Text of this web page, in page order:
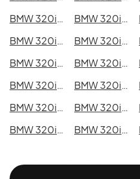
BMW 320i xDrive Touring i Kristianstad
BMW 320i xDrive Touring i Sundsvall
BMW 320i xDrive Touring i Borås
BMW 320i xDrive Touring i Falkenberg
BMW 320i xDrive Touring i Lund
BMW 320i xDrive Touring i Mönsterås
BMW 320i xDrive Touring i Ystad
BMW 320i xDrive Touring i Östersund
BMW 320i xDrive Touring i Nyköping
BMW 320i xDrive Touring i Oskarshamn
BMW 320i xDrive Touring i Skövde
BMW 320i xDrive Touring i Trollhättan